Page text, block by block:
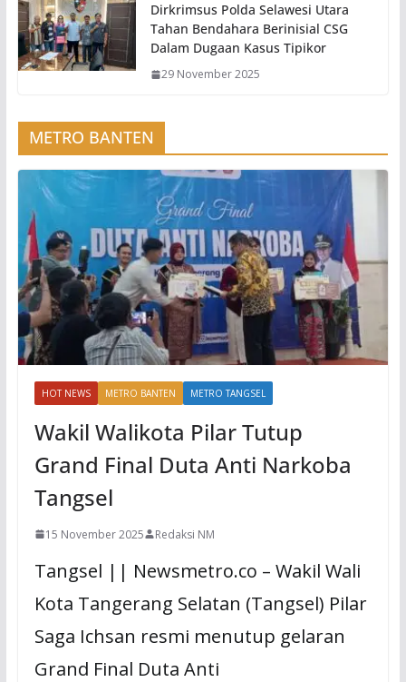
Dirkrimsus Polda Selawesi Utara
Tahan Bendahara Berinisial CSG
Dalam Dugaan Kasus Tipikor
29 November 2025
METRO BANTEN
HOT NEWS METRO BANTEN METRO TANGSEL
Wakil Walikota Pilar Tutup
Grand Final Duta Anti Narkoba
Tangsel
15 November 2025 Redaksi NM
Tangsel || Newsmetro.co – Wakil Wali
Kota Tangerang Selatan (Tangsel) Pilar
Saga Ichsan resmi menutup gelaran
Grand Final Duta Anti